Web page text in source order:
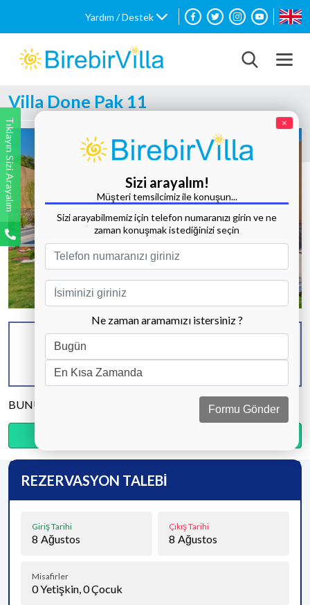
Yardım / Destek
Villa Done Pak 11
Tüm Fotoğrafları Göster
KAPASİTE
8 KİŞİ
BANYO & WC
3 ADET
YATAK ODASI
BUNU PAYLAŞ
REZERVASYON TALEBİ
Giriş Tarihi
8 Ağustos
Çıkış Tarihi
8 Ağustos
Misafirler
0Yetişkin,0Çocuk
Tıklayın Sizi Arayalım ×
Sizi arayalım!
Müşteri temsilcimiz ile konuşun...
Sizi arayabilmemiz için telefon numaranızı girin ve ne
zaman konuşmak istediğinizi seçin
Ne zaman aramamızı istersiniz ?
Formu Gönder